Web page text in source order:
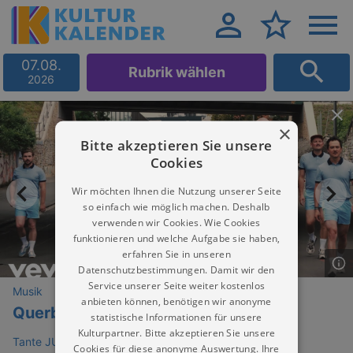
07.08.
2026 Rubrik wählen
Musik
Querbeat
Tante JU Liveclub
×
Bitte akzeptieren Sie unsere
Cookies
Wir möchten Ihnen die Nutzung unserer Seite
so einfach wie möglich machen. Deshalb
verwenden wir Cookies. Wie Cookies
funktionieren und welche Aufgabe sie haben,
erfahren Sie in unseren
Datenschutzbestimmungen. Damit wir den
Service unserer Seite weiter kostenlos
anbieten können, benötigen wir anonyme
statistische Informationen für unsere
Kulturpartner. Bitte akzeptieren Sie unsere
Cookies für diese anonyme Auswertung. Ihre